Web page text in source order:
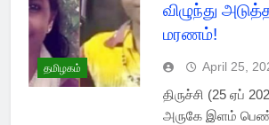
தமிழகம்
விழுந்து
மரணம்!
April 25,
திருச்சி (25 ஏப்
அருகே இளம்